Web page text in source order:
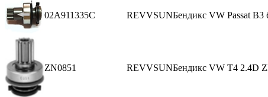
02A911335C REVVSUNБендикс VW Passat В3
ZN0851 REVVSUNБендикс VW Т4 2.4D